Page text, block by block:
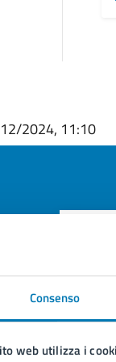
Consenso
web utilizza i
2024, 11:10
Valuta